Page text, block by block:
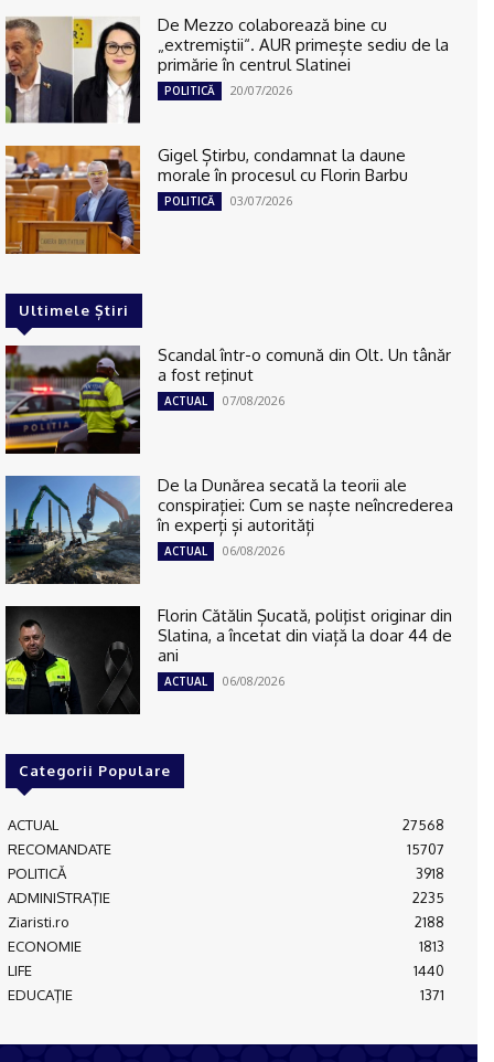
De Mezzo colaborează bine cu
„extremiştii“. AUR primește sediu de la
primărie în centrul Slatinei
POLITICĂ 20/07/2026
Gigel Știrbu, condamnat la daune
morale în procesul cu Florin Barbu
POLITICĂ 03/07/2026
Ultimele Știri
Scandal într-o comună din Olt. Un tânăr
a fost reţinut
ACTUAL 07/08/2026
De la Dunărea secată la teorii ale
conspirației: Cum se naște neîncrederea
în experți și autorități
ACTUAL 06/08/2026
Florin Cătălin Șucată, poliţist originar din
Slatina, a încetat din viață la doar 44 de
ani
ACTUAL 06/08/2026
Categorii Populare
ACTUAL
27568
RECOMANDATE
15707
POLITICĂ
3918
ADMINISTRAŢIE
2235
Ziaristi.ro
2188
ECONOMIE
1813
LIFE
1440
EDUCAŢIE
1371